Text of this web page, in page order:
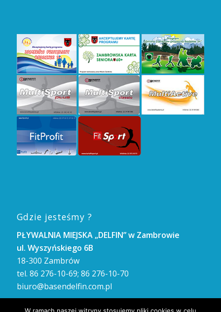
Gdzie jesteśmy ?
PŁYWALNIA MIEJSKA „DELFIN” w Zambrowie
ul. Wyszyńskiego 6B
18-300 Zambrów
tel. 86 276-10-69; 86 276-10-70
biuro@basendelfin.com.pl
GODZINY OTWARCIA